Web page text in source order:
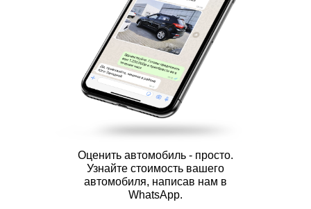
Оценить автомобиль - просто.
Узнайте стоимость вашего
автомобиля, написав нам в
WhatsApp.